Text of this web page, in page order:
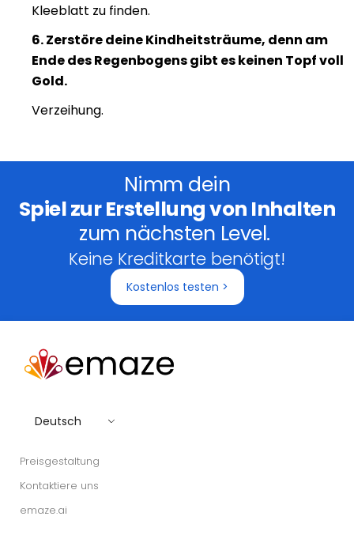
Kleeblatt zu finden.
6. Zerstöre deine Kindheitsträume, denn am
Ende des Regenbogens gibt es keinen Topf voll
Gold.
Verzeihung.
Nimm dein
Spiel zur Erstellung von Inhalten
zum nächsten Level.
Keine Kreditkarte benötigt!
Kostenlos testen >
Deutsch
Preisgestaltung
Kontaktiere uns
emaze.ai